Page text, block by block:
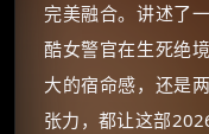
完美融合。讲述了
酷女警官在生死绝
大的宿命感，还是
张力，都让这部